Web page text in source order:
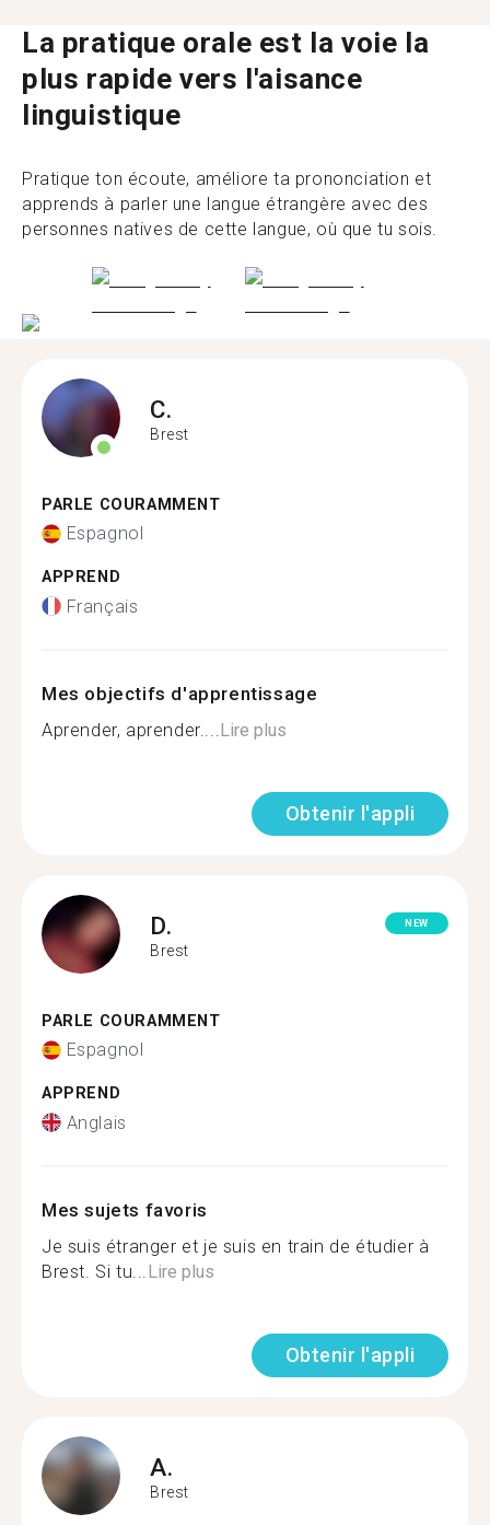
La pratique orale est la voie la
plus rapide vers l'aisance
linguistique
Pratique ton écoute, améliore ta prononciation et
apprends à parler une langue étrangère avec des
personnes natives de cette langue, où que tu sois.
C.
Brest
PARLE COURAMMENT
Espagnol
APPREND
Français
Mes objectifs d'apprentissage
Aprender, aprender.... Lire plus
Obtenir l'appli
D.
Brest
NEW
PARLE COURAMMENT
Espagnol
APPREND
Anglais
Mes sujets favoris
Je suis étranger et je suis en train de étudier à
Brest. Si tu... Lire plus
Obtenir l'appli
A.
Brest